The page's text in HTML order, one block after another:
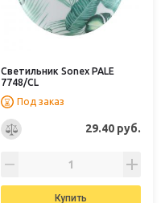
Светильник Sonex PALE
7748/CL
Под заказ
29.40 руб.
Купить